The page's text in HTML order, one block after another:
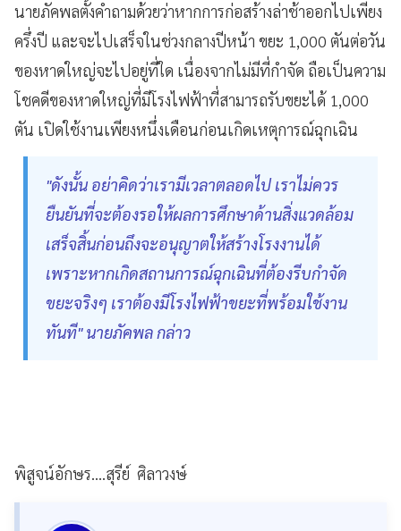
นายภัคพลตั้งคำถามด้วยว่าหากการก่อสร้างล่าช้าออกไปเพียง
ครึ่งปี และจะไปเสร็จในช่วงกลางปีหน้า ขยะ 1,000 ตันต่อวัน
ของหาดใหญ่จะไปอยู่ที่ใด เนื่องจากไม่มีที่กำจัด ถือเป็นความ
โชคดีของหาดใหญ่ที่มีโรงไฟฟ้าที่สามารถรับขยะได้ 1,000
ตัน เปิดใช้งานเพียงหนึ่งเดือนก่อนเกิดเหตุการณ์ฉุกเฉิน
"ดังนั้น อย่าคิดว่าเรามีเวลาตลอดไป เราไม่ควร
ยืนยันที่จะต้องรอให้ผลการศึกษาด้านสิ่งแวดล้อม
เสร็จสิ้นก่อนถึงจะอนุญาตให้สร้างโรงงานได้
เพราะหากเกิดสถานการณ์ฉุกเฉินที่ต้องรีบกำจัด
ขยะจริงๆ เราต้องมีโรงไฟฟ้าขยะที่พร้อมใช้งาน
ทันที" นายภัคพล กล่าว
พิสูจน์อักษร....สุรีย์ ศิลาวงษ์